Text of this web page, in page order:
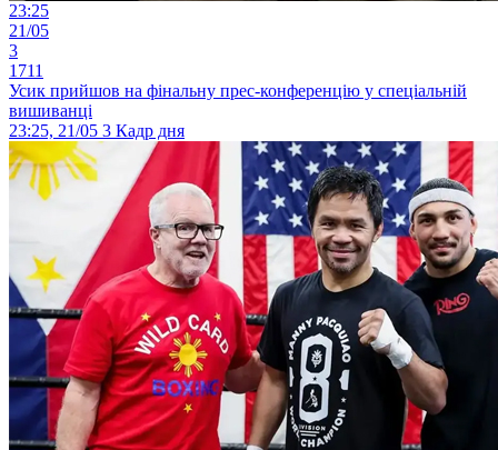
23:25
21/05
3
1711
Усик прийшов на фінальну прес-конференцію у спеціальній
вишиванці
23:25, 21/05 3 Кадр дня